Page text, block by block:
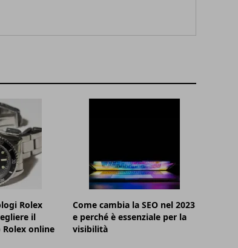
Rolex
il
online
Come cambia la SEO nel 2023
e perché è essenziale per la
visibilità